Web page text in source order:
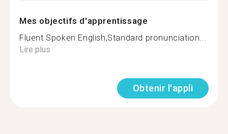
Mes objectifs d'apprentissage
Fluent Spoken English,Standard pronunciation...
Lire plus
Obtenir l'appli